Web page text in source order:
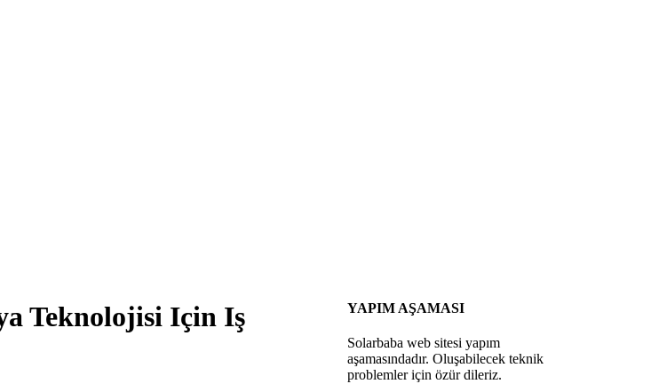
Teknolojisi Için Iş
YAPIM AŞAMASI
Solarbaba web sitesi yapım
aşamasındadır. Oluşabilecek teknik
problemler için özür dileriz.